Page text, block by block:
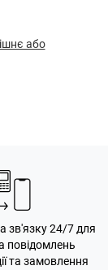
або
зв'язку 24/7 для
повідомлень
та замовлення